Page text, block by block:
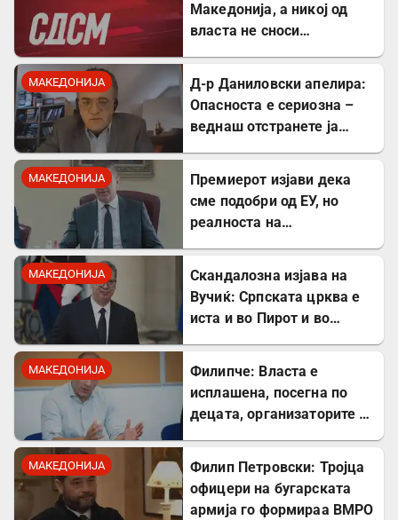
Македонија, а никој од
власта не сноси
МАКЕДОНИЈА
Д-р Даниловски апелира:
Опасноста е сериозна –
веднаш отстранете ја
западнонилска треска!
МАКЕДОНИЈА
Премиерот изјави дека
сме подобри од ЕУ, но
реалноста на
МАКЕДОНИЈА
Скандалозна изјава на
Вучиќ: Српската црква е
иста и во Пирот и во
МАКЕДОНИЈА
Филипче: Власта е
исплашена, посегна по
децата, организаторите и
МАКЕДОНИЈА
Филип Петровски: Тројца
офицери на бугарската
армија го формираа ВМРО